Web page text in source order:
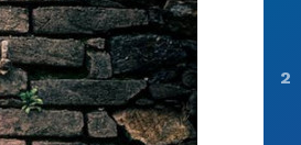
2